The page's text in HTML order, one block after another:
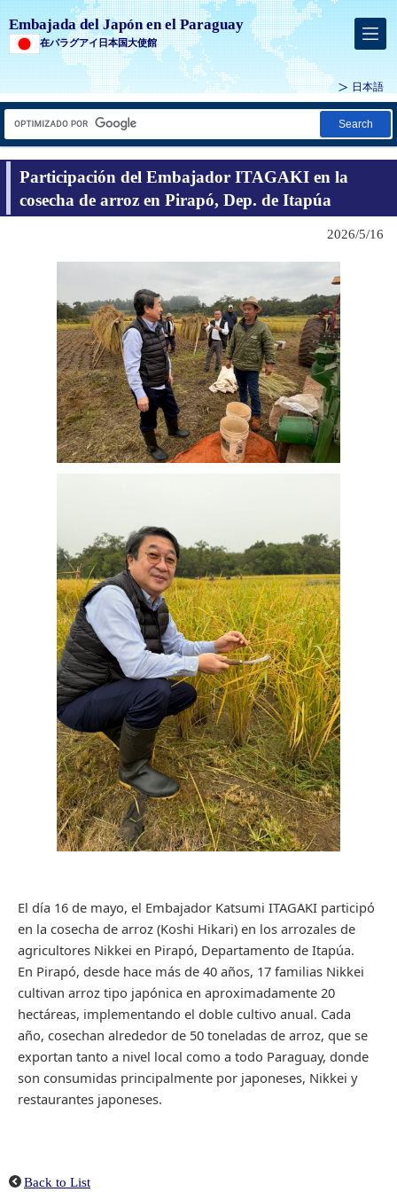
Embajada del Japón en el Paraguay
在パラグアイ日本国大使館
日本語
Search
Participación del Embajador ITAGAKI en la
cosecha de arroz en Pirapó, Dep. de Itapúa
2026/5/16
El día 16 de mayo, el Embajador Katsumi ITAGAKI participó
en la cosecha de arroz (Koshi Hikari) en los arrozales de
agricultores Nikkei en Pirapó, Departamento de Itapúa.
En Pirapó, desde hace más de 40 años, 17 familias Nikkei
cultivan arroz tipo japónica en aproximadamente 20
hectáreas, implementando el doble cultivo anual. Cada
año, cosechan alrededor de 50 toneladas de arroz, que se
exportan tanto a nivel local como a todo Paraguay, donde
son consumidas principalmente por japoneses, Nikkei y
restaurantes japoneses.
Back to List